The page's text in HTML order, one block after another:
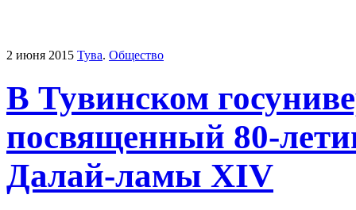
2 июня 2015 Тува. Общество
В Тувинском
посвященный 80-
Далай-ламы XIV